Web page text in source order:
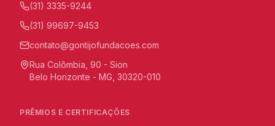
(31) 3335-9244
(31) 99697-9453
contato@gontijofundacoes.com
Rua Colômbia, 90 - Sion
Belo Horizonte - MG, 30320-010
PRÊMIOS E CERTIFICAÇÕES